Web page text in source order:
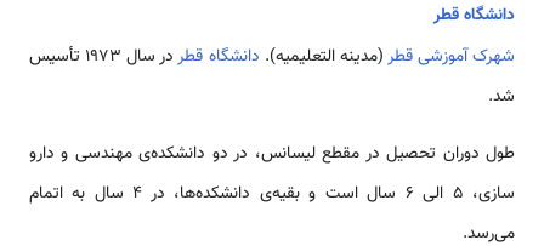
دانشگاه قطر
شهرک آموزشیقطر(مدینه التعلیمیه). دانشگاه قطر
در سال 1973 تأسیس
شد.
طول دوران تحصیل در مقطع لیسانس، در دو دانشکده‌ی مهندسی و دارو
سازی، 5 الی 6 سال است و بقیه‌ی دانشکده‌ها، در 4 سال به اتمام
می‌رسد.